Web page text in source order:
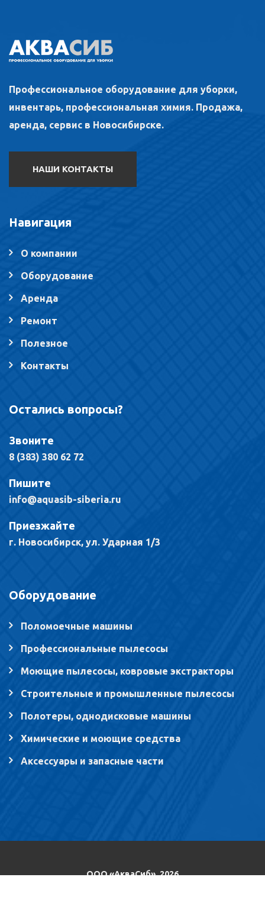
Профессиональное оборудование для уборки,
инвентарь, профессиональная химия. Продажа,
аренда, сервис в Новосибирске.
НАШИ КОНТАКТЫ
Навигация
О компании
Оборудование
Аренда
Ремонт
Полезное
Контакты
Остались вопросы?
Звоните
8 (383) 380 62 72
Пишите
info@aquasib-siberia.ru
Приезжайте
г. Новосибирск, ул. Ударная 1/3
Оборудование
Поломоечные машины
Профессиональные пылесосы
Моющие пылесосы, ковровые экстракторы
Строительные и промышленные пылесосы
Полотеры, однодисковые машины
Химические и моющие средства
Аксессуары и запасные части
ООО «АкваСиб», 2026